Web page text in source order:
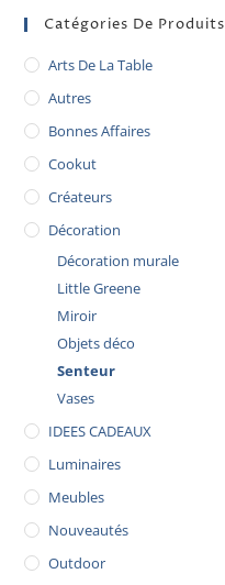
Catégories De Produits
Arts De La Table
Autres
Bonnes Affaires
Cookut
Créateurs
Décoration
Décoration murale
Little Greene
Miroir
Objets déco
Senteur
Vases
IDEES CADEAUX
Luminaires
Meubles
Nouveautés
Outdoor